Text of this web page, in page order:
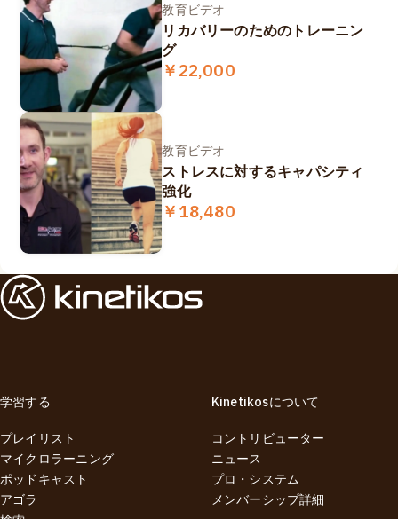
教育ビデオ
リカバリーのためのトレーニン
グ
￥22,000
教育ビデオ
ストレスに対するキャパシティ
強化
￥18,480
学習する
プレイリスト
マイクロラーニング
ポッドキャスト
アゴラ
Kinetikosについて
コントリビューター
ニュース
プロ・システム
メンバーシップ詳細